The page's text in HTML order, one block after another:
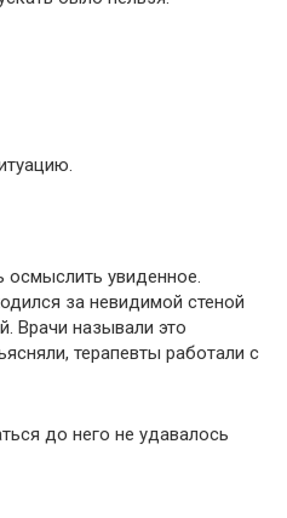
осмыслить увиденное.
за невидимой стеной
Врачи называли это
терапевты работали с
до него не удавалось